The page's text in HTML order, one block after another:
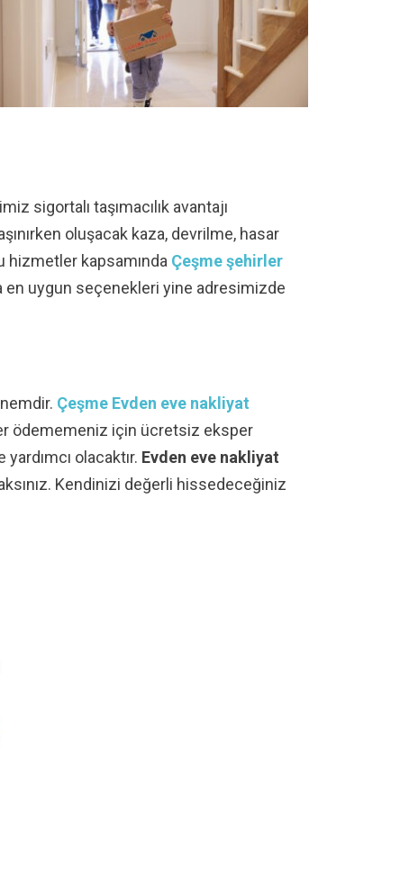
sigortalı taşımacılık avantajı
oluşacak kaza, devrilme, hasar
hizmetler kapsamında Çeşmeşehirler
en uygun seçenekleri yine adresimizde
Çeşme Evden eve nakliyat
ödememeniz için ücretsiz eksper
yardımcı olacaktır. Evden eve nakliyat
Kendinizi değerli hissedeceğiniz